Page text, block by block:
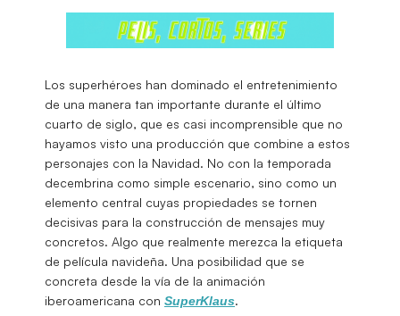
Los superhéroes han dominado el entretenimiento
de una manera tan importante durante el último
cuarto de siglo, que es casi incomprensible que no
hayamos visto una producción que combine a estos
personajes con la Navidad. No con la temporada
decembrina como simple escenario, sino como un
elemento central cuyas propiedades se tornen
decisivas para la construcción de mensajes muy
concretos. Algo que realmente merezca la etiqueta
de película navideña. Una posibilidad que se
concreta desde la vía de la animación
iberoamericana con SuperKlaus.